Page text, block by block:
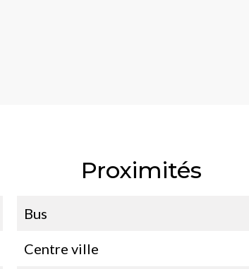
Proximités
Bus
Centre ville